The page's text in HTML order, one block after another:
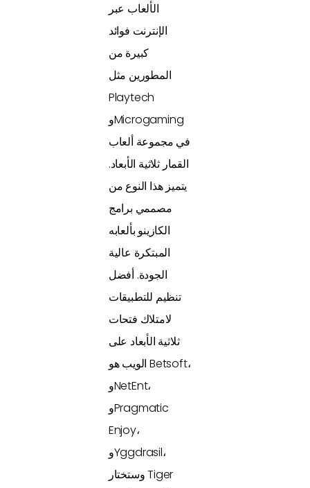
الألعاب عبر
الإنترنت فوائد
كبيرة من
المطورين مثل
Playtech
وMicrogaming
في مجموعة ألعاب
القمار ثلاثية الأبعاد.
يتميز هذا النوع من
مصممي برامج
الكازينو بألعابه
المبتكرة عالية
الجودة. أفضل
تنظيم للتطبيقات
لامتلاك فتحات
ثلاثية الأبعاد على
الويب هو Betsoft،
وNetEnt،
وPragmatic
Enjoy،
وYggdrasil،
وستختار Tiger